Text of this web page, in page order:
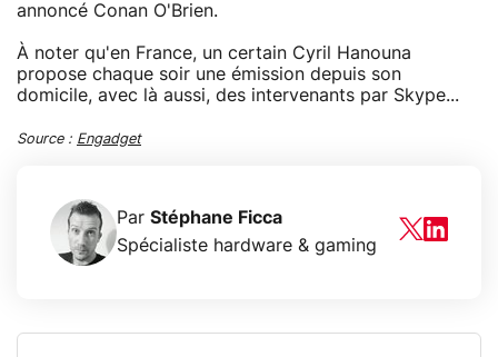
annoncé Conan O'Brien.
À noter qu'en France, un certain Cyril Hanouna
propose chaque soir une émission depuis son
domicile, avec là aussi, des intervenants par Skype...
Source : Engadget
Par Stéphane Ficca
Spécialiste hardware & gaming